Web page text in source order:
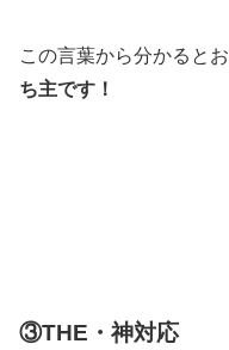
この言葉から分かるとお
ち主です！
③THE・神対応